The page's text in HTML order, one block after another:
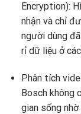
Encryption):
nhận và chỉ
người dùng
rỉ dữ liệu ở
Phân tích
Bosch không
gian sống